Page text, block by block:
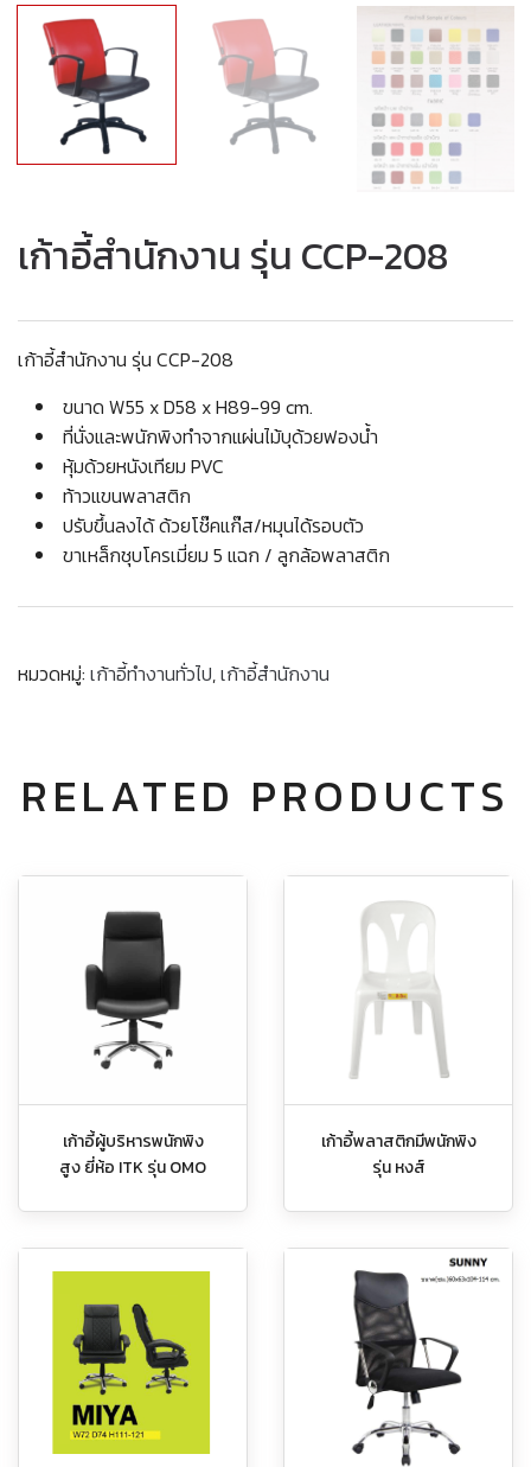
เก้าอี้สำนักงาน รุ่น CCP-208
เก้าอี้สำนักงาน รุ่น CCP-208
ขนาด W55 x D58 x H89-99 cm.
ที่นั่งและพนักพิงทำจากแผ่นไม้บุด้วยฟองน้ำ
หุ้มด้วยหนังเทียม PVC
ท้าวแขนพลาสติก
ปรับขึ้นลงได้ ด้วยโช๊คแก๊ส/หมุนได้รอบตัว
ขาเหล็กชุบโครเมี่ยม 5 แฉก / ลูกล้อพลาสติก
หมวดหมู่: เก้าอี้ทำงานทั่วไป,เก้าอี้สำนักงาน
RELATED PRODUCTS
เก้าอี้ผู้บริหารพนักพิง
สูง ยี่ห้อ ITK รุ่น OMO
เก้าอี้พลาสติกมีพนักพิง
รุ่น หงส์